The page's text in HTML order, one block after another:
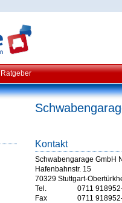
Ratgeber
Kontakt
Schwabengarage GmbH
Hafenbahnstr. 15
70329 Stuttgart-
Tel.
0711
Fax
0711